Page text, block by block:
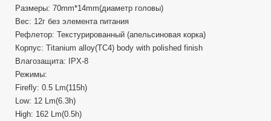
Размеры: 70mm*14mm(диаметр головы)
Вес: 12г без элемента питания
Рефлетор: Текстурированный (апельсиновая корка)
Корпус: Titanium alloy(TC4) body with polished finish
Влагозащита: IPX-8
Режимы:
Firefly: 0.5 Lm(115h)
Low: 12 Lm(6.3h)
High: 162 Lm(0.5h)